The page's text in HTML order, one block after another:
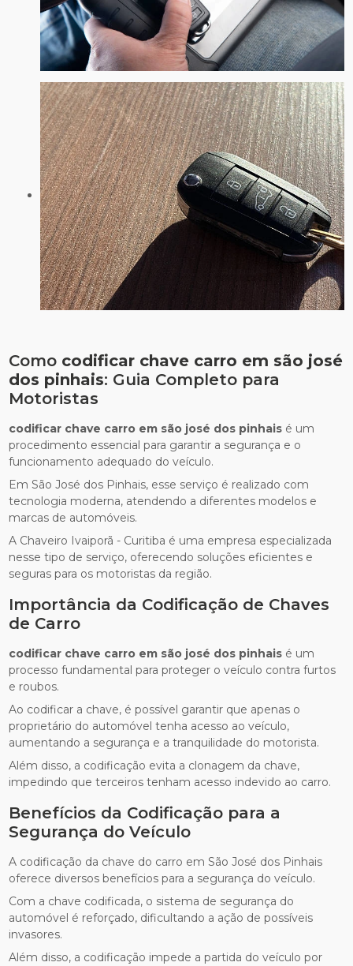
Como codificar chave carro em são josé
dos pinhais: Guia Completo para
Motoristas
codificar chave carro em são josé dos pinhais é um
procedimento essencial para garantir a segurança e o
funcionamento adequado do veículo.
Em São José dos Pinhais, esse serviço é realizado com
tecnologia moderna, atendendo a diferentes modelos e
marcas de automóveis.
A Chaveiro Ivaiporã - Curitiba é uma empresa especializada
nesse tipo de serviço, oferecendo soluções eficientes e
seguras para os motoristas da região.
Importância da Codificação de Chaves
de Carro
codificar chave carro em são josé dos pinhais é um
processo fundamental para proteger o veículo contra furtos
e roubos.
Ao codificar a chave, é possível garantir que apenas o
proprietário do automóvel tenha acesso ao veículo,
aumentando a segurança e a tranquilidade do motorista.
Além disso, a codificação evita a clonagem da chave,
impedindo que terceiros tenham acesso indevido ao carro.
Benefícios da Codificação para a
Segurança do Veículo
A codificação da chave do carro em São José dos Pinhais
oferece diversos benefícios para a segurança do veículo.
Com a chave codificada, o sistema de segurança do
automóvel é reforçado, dificultando a ação de possíveis
invasores.
Além disso, a codificação impede a partida do veículo por